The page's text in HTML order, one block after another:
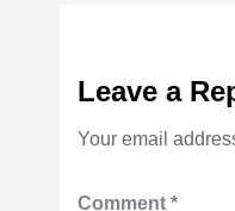
Leave a
Your email
Comment*